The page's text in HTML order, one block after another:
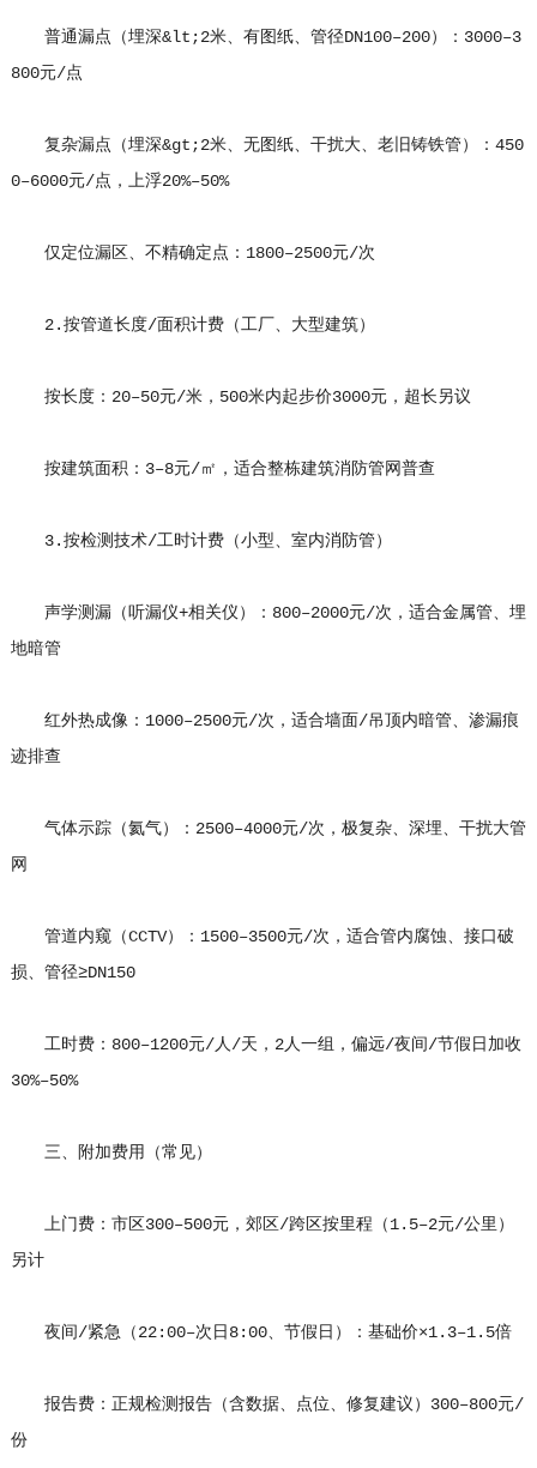
普通漏点（埋深&lt;2米、有图纸、管径DN100–200）：3000–3
800元/点
复杂漏点（埋深&gt;2米、无图纸、干扰大、老旧铸铁管）：450
0–6000元/点，上浮20%–50%
仅定位漏区、不精确定点：1800–2500元/次
2.按管道长度/面积计费（工厂、大型建筑）
按长度：20–50元/米，500米内起步价3000元，超长另议
按建筑面积：3–8元/㎡，适合整栋建筑消防管网普查
3.按检测技术/工时计费（小型、室内消防管）
声学测漏（听漏仪+相关仪）：800–2000元/次，适合金属管、埋
地暗管
红外热成像：1000–2500元/次，适合墙面/吊顶内暗管、渗漏痕
迹排查
气体示踪（氦气）：2500–4000元/次，极复杂、深埋、干扰大管
网
管道内窥（CCTV）：1500–3500元/次，适合管内腐蚀、接口破
损、管径≥DN150
工时费：800–1200元/人/天，2人一组，偏远/夜间/节假日加收
30%–50%
三、附加费用（常见）
上门费：市区300–500元，郊区/跨区按里程（1.5–2元/公里）
另计
夜间/紧急（22:00–次日8:00、节假日）：基础价×1.3–1.5倍
报告费：正规检测报告（含数据、点位、修复建议）300–800元/
份